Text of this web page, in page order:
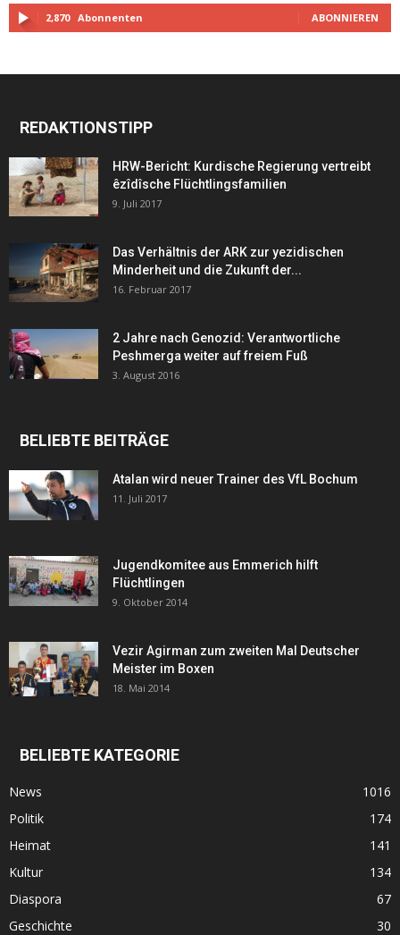
2,870 Abonnenten ABONNIEREN
REDAKTIONSTIPP
HRW-Bericht: Kurdische Regierung vertreibt
êzîdîsche Flüchtlingsfamilien
9. Juli 2017
Das Verhältnis der ARK zur yezidischen
Minderheit und die Zukunft der...
16. Februar 2017
2 Jahre nach Genozid: Verantwortliche
Peshmerga weiter auf freiem Fuß
3. August 2016
BELIEBTE BEITRÄGE
Atalan wird neuer Trainer des VfL Bochum
11. Juli 2017
Jugendkomitee aus Emmerich hilft
Flüchtlingen
9. Oktober 2014
Vezir Agirman zum zweiten Mal Deutscher
Meister im Boxen
18. Mai 2014
BELIEBTE KATEGORIE
News
1016
Politik
174
Heimat
141
Kultur
134
Diaspora
67
Geschichte
30